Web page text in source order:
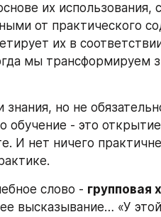
их использования,
от практического
их в
мы трансформируем
но не
обучение - это
И нет ничего
слово - групповая
высказывание… «У